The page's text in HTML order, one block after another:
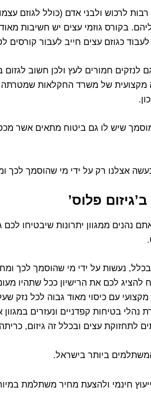
רבות לרכוש ולבני אדם (כולל לגוזם
בקורס גוזמי עצים יש חשיבות מאוד
כגוזם עצים חייב לעבור קורסים
לנזקים חמורים לעץ ולכן חשוב לגזום
מקצועית של משרד החקלאות
מוסמך שיש לו גם ביטוח מתאים אשר
אצלנו רק על ידי מי שהוסמך לכך
פלוס’
נהנים ממגוון יתרונות שיבטיחו לכם
נעשות על ידי מי שהוסמך לכך
לכם את הרישיון ככל שתהיו
עם כיסוי מאוד גבוה לכל נזק
נהלי בטיחות קפדניים ונעזרים
לתחזוקת עצים ובכלל זה גיזום,
ביותר בישראל.
חינמי ולהצעת מחיר משתלמת